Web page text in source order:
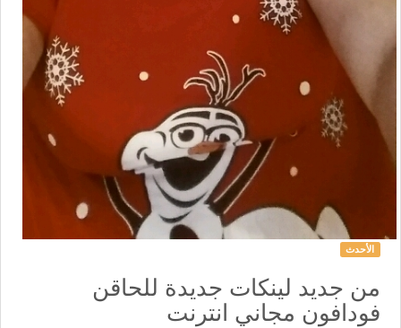
الأحدث
من جديد لينكات جديدة للحاقن
فودافون مجاني انترنت